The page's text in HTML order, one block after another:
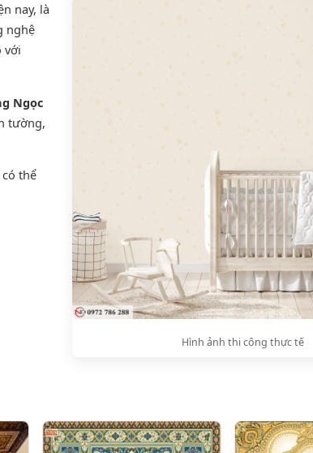
nay, là
nghệ
với
Ngọc
tường,
thể
Hình ảnh thi công thực tế